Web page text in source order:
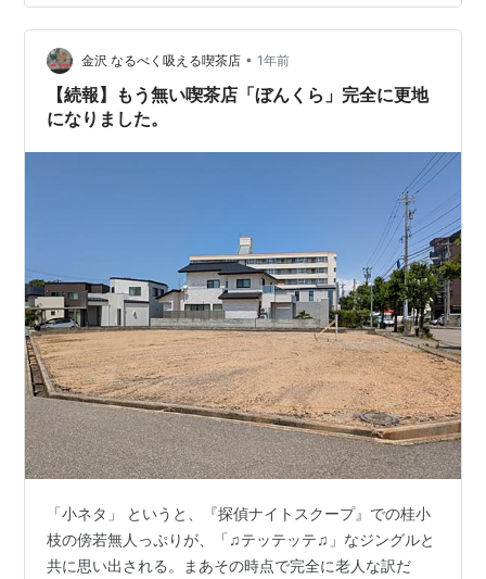
ーの金字塔！ 行方不明の女性を追う刑事の物語を通し
て、消費社会の闇をえぐる衝撃作。 人間の弱さと社会制
度の盲点を浮き彫りにする重厚な内容に、読後もしばら
く心が揺さぶられます。 リ…
金沢 なるべく吸える喫茶店 • 1年前
【続報】もう無い喫茶店「ぼんくら」完全に更地
になりました。
「小ネタ」 というと、『探偵ナイトスクープ』での桂小
枝の傍若無人っぷりが、「♫テッテッテ♫」なジングルと
共に思い出される。まあその時点で完全に老人な訳だ